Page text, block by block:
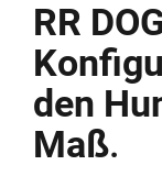
RR
den
Maß.